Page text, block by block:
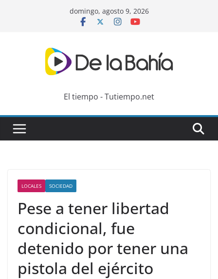
domingo, agosto 9, 2026
El tiempo - Tutiempo.net
LOCALES SOCIEDAD
Pese a tener libertad
condicional, fue
detenido por tener una
pistola del ejército